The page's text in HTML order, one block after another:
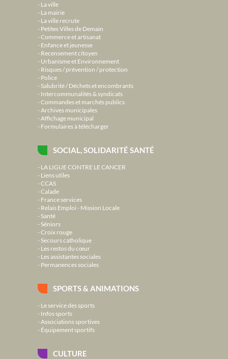
La ville
La mairie
La ville recrute
Petites Villes de Demain
Commerce et artisanat
Enfance et jeunesse
Recensement citoyen
Urbanisme et Environnement
Risques / prévention / protection
Police
Salubrité / Déchets et encombrants
Intercommunalités & syndicats
Commandes et marchés publics
Archives municipales
Affichage municipal
Formulaires à télécharger
SOCIAL, SOLIDARITÉ SANTÉ
LA LIGUE CONTRE LE CANCER
Liens utiles
CCAS
Calade
France services
Relais Emploi - Mission Locale
Santé
Séniors
Croix rouge
Secours catholique
Les restos du cœur
Les assistantes sociales
Permanences sociales
SPORTS & ANIMATIONS
Le service des sports
Infos sports
Associations sportives
Équipement sportifs
CULTURE